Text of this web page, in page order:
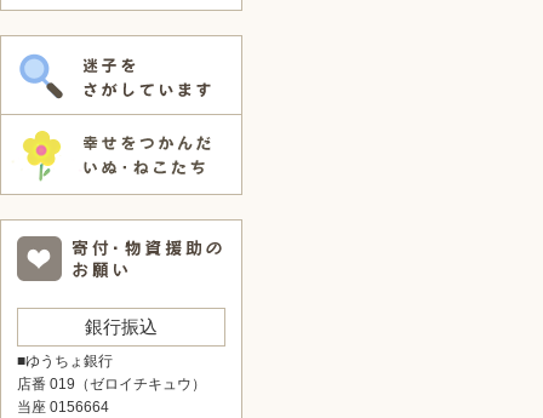
銀行振込
■ゆうちょ銀行
店番 019（ゼロイチキュウ）
当座 0156664